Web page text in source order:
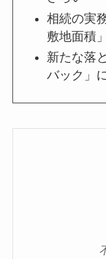
相続の実
敷地面積
新たな落
バック」